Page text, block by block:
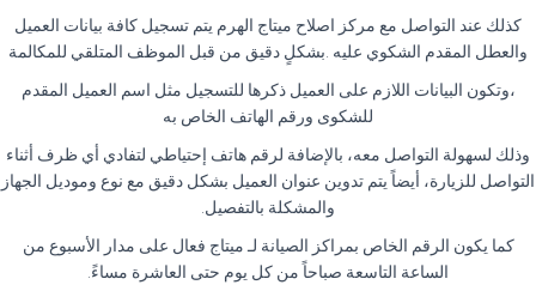
كذلك عند التواصل مع مركز اصلاح ميتاج الهرم يتم تسجيل كافة بيانات العميل
والعطل المقدم الشكوي عليه .بشكلٍ دقيق من قبل الموظف المتلقي للمكالمة
،وتكون البيانات اللازم على العميل ذكرها للتسجيل مثل اسم العميل المقدم
للشكوى ورقم الهاتف الخاص به
وذلك لسهولة التواصل معه، بالإضافة لرقم هاتف إحتياطي لتفادي أي ظرف أثناء
التواصل للزيارة، أيضاً يتم تدوين عنوان العميل بشكل دقيق مع نوع وموديل الجهاز
والمشكلة بالتفصيل.
كما يكون الرقم الخاص بمراكز الصيانة لـ ميتاج فعال على مدار الأسبوع من
الساعة التاسعة صباحاً من كل يوم حتى العاشرة مساءً.